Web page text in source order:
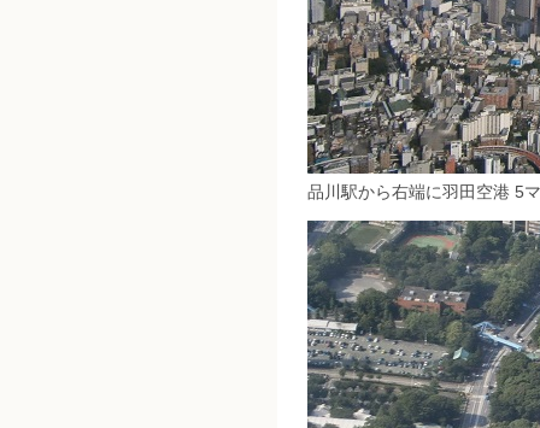
品川駅から右端に羽田空港 5